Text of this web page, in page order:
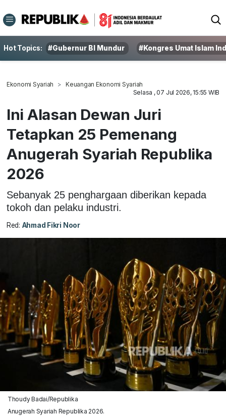
Hot Topics: #Gubernur BI Mundur #Kongres Umat Islam
Ekonomi Syariah
Keuangan Ekonomi Syariah
Selasa , 07 Jul 2026, 15:55 WIB
Ini Alasan Dewan Juri
Tetapkan 25 Pemenang
Anugerah Syariah Republika
2026
Sebanyak 25 penghargaan diberikan kepada
tokoh dan pelaku industri.
Red: Ahmad Fikri Noor
Thoudy Badai/Republika
Anugerah Syariah Republika 2026.